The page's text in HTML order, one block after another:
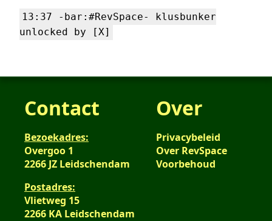
13:37 -bar:#RevSpace- klusbunker
unlocked by [X]
Contact
Bezoekadres:
Overgoo 1
2266 JZ Leidschendam
Postadres:
Vlietweg 15
2266 KA Leidschendam
Over
Privacybeleid
Over RevSpace
Voorbehoud